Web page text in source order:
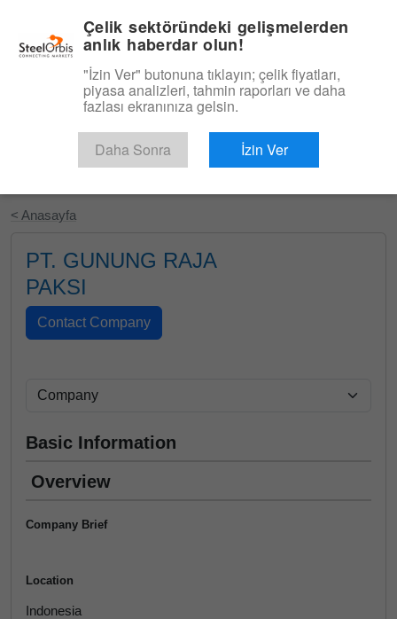
Ücretsiz Deneyin
< Anasayfa
PT. GUNUNG RAJA
PAKSI
Basic Information
Overview
Company Brief
Location
Indonesia
Çelik sektöründeki gelişmelerden
anlık haberdar olun!
"İzin Ver" butonuna tıklayın; çelik fiyatları,
piyasa analizleri, tahmin raporları ve daha
fazlası ekranınıza gelsin.
Daha Sonra İzin Ver